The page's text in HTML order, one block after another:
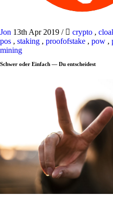
Jon 13th Apr 2019 / crypto ,
pos , staking , proofofstake , pow ,
mining
Schwer oder Einfach — Du entscheidest